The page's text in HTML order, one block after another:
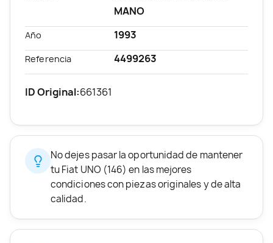
MANO
Año 1993
Referencia 4499263
ID Original:661361
No dejes pasar la oportunidad de mantener
tu Fiat UNO (146) en las mejores
condiciones con piezas originales y de alta
calidad.